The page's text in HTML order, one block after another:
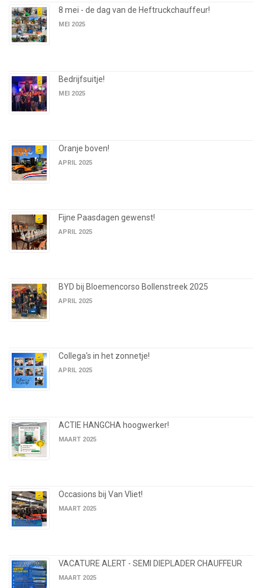
8 mei - de dag van de Heftruckchauffeur!
MEI 2025
Bedrijfsuitje!
MEI 2025
Oranje boven!
APRIL 2025
Fijne Paasdagen gewenst!
APRIL 2025
BYD bij Bloemencorso Bollenstreek 2025
APRIL 2025
Collega's in het zonnetje!
APRIL 2025
ACTIE HANGCHA hoogwerker!
MAART 2025
Occasions bij Van Vliet!
MAART 2025
VACATURE ALERT - SEMI DIEPLADER CHAUFFEUR
MAART 2025